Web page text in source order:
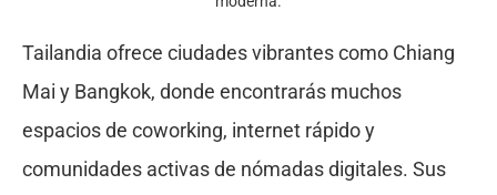
Tailandia ofrece ciudades vibrantes como Chiang
Mai y Bangkok, donde encontrarás muchos
espacios de coworking, internet rápido y
comunidades activas de nómadas digitales. Sus